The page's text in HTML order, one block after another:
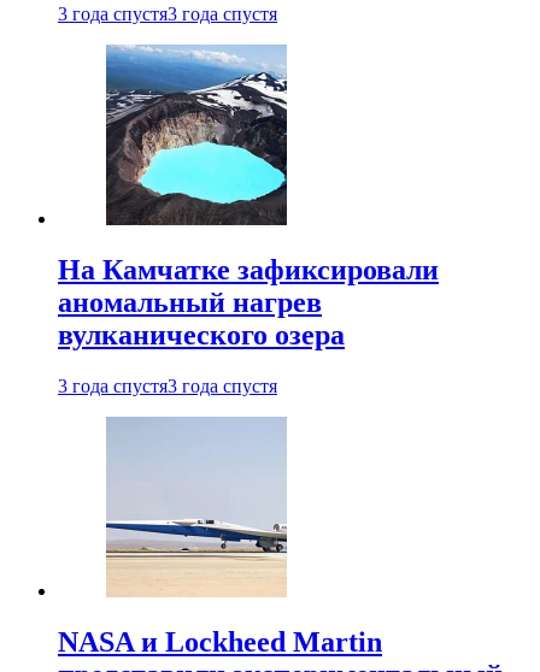
3 года спустя3 года спустя
На Камчатке зафиксировали
аномальный нагрев
вулканического озера
3 года спустя3 года спустя
NASA и Lockheed Martin